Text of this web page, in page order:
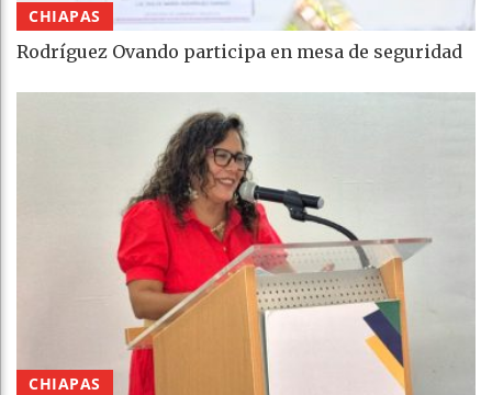
CHIAPAS
Rodríguez Ovando participa en mesa de seguridad
CHIAPAS